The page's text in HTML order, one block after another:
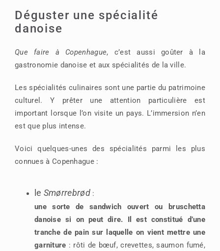
Déguster une spécialité
danoise
Que faire à Copenhague, c’est aussi goûter à la
gastronomie danoise et aux spécialités de la ville.
Les spécialités culinaires sont une partie du patrimoine
culturel. Y prêter une attention particulière est
important lorsque l’on visite un pays. L’immersion n’en
est que plus intense.
Voici quelques-unes des spécialités parmi les plus
connues à Copenhague :
le Smørrebrød:
une sorte de sandwich ouvert ou bruschetta
danoise si on peut dire. Il est constitué d’une
tranche de pain sur laquelle on vient mettre une
garniture : rôti de bœuf, crevettes, saumon fumé,